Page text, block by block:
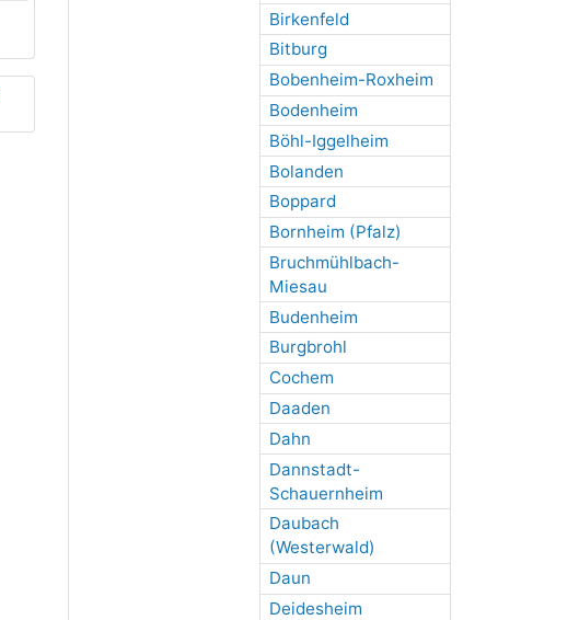
Birkenfeld
Bitburg
Bobenheim-Roxheim
Bodenheim
Böhl-Iggelheim
Bolanden
Boppard
Bornheim (Pfalz)
Bruchmühlbach-
Miesau
Budenheim
Burgbrohl
Cochem
Daaden
Dahn
Dannstadt-
Schauernheim
Daubach
(Westerwald)
Daun
Deidesheim